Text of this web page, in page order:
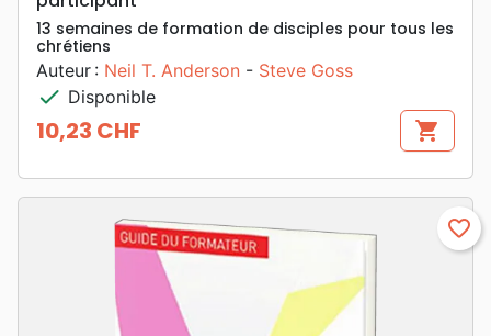
13 semaines de formation de disciples pour tous les
chrétiens
Auteur : Neil T. Anderson - Steve Goss
check Disponible
Prix
10,23 CHF shopping_cart
favorite_border